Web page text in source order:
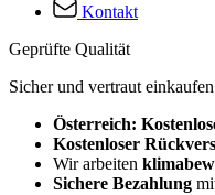
Kontakt
Geprüfte Qualität
Sicher und vertraut einkaufen
Österreich:
Kostenloser
Wir arbeiten
Sichere Bezahlung